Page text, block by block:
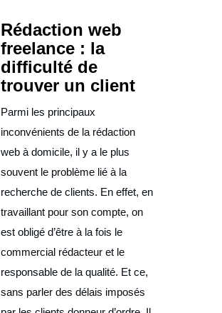
Rédaction web
freelance : la
difficulté de
trouver un client
Parmi les principaux
inconvénients de la rédaction
web à domicile, il y a le plus
souvent le problème lié à la
recherche de clients. En effet, en
travaillant pour son compte, on
est obligé d’être à la fois le
commercial rédacteur et le
responsable de la qualité. Et ce,
sans parler des délais imposés